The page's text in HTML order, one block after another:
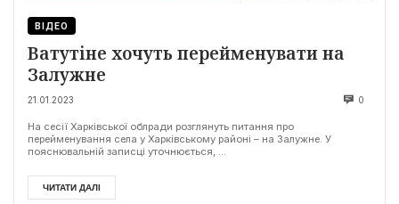
ВІДЕО
Ватутіне хочуть перейменувати на
Залужне
21.01.2023 0
На сесії Харківської облради розглянуть питання про
перейменування села у Харківському районі – на Залужне. У
пояснювальній записці уточнюється, ...
ЧИТАТИ ДАЛІ